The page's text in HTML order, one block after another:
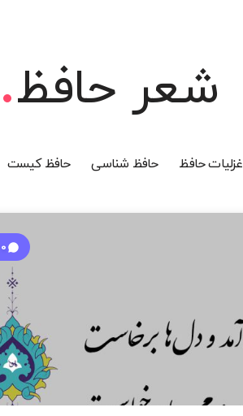
شعر حافظ
غزلیات حافظ حافظ شناسی حافظ کیست
0